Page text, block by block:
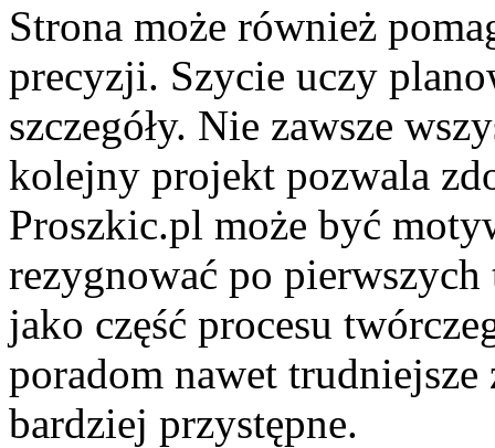
Strona może również
precyzji. Szycie uczy
szczegóły. Nie zawsze
kolejny projekt pozwala
Proszkic.pl może być
rezygnować po
jako część procesu
poradom nawet trudniejsze
bardziej przystępne.